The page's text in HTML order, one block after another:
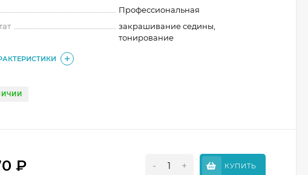
Профессиональная
закрашивание седины,
тонирование
₽ - + КУПИТЬ